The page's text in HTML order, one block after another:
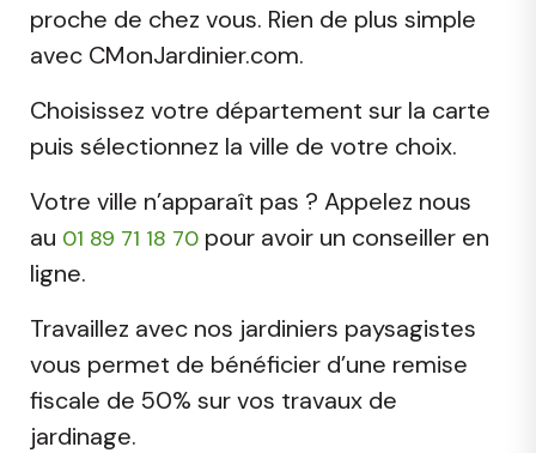
proche de chez vous. Rien de plus simple
avec CMonJardinier.com.
Choisissez votre département sur la carte
puis sélectionnez la ville de votre choix.
Votre ville n’apparaît pas ? Appelez nous
au 01 89 71 18 70 pour avoir un conseiller en
ligne.
Travaillez avec nos jardiniers paysagistes
vous permet de bénéficier d’une remise
fiscale de 50% sur vos travaux de
jardinage.